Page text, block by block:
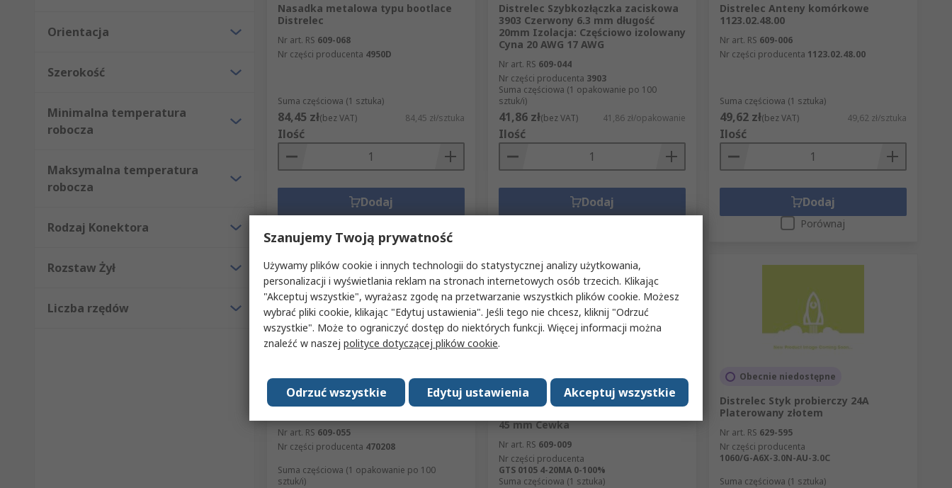
Orientacja
Szerokość
Minimalna temperatura
robocza
Maksymalna temperatura
robocza
Rodzaj Konektora
Rozstaw Żył
Liczba rzędów
Nasadka metalowa typu bootlace
Distrelec
Nr art. RS 609-068
Nr części producenta 4950D
Suma częściowa (1 sztuka)
84,45 zł(bez VAT) 84,45 zł/sztuka
Ilość
Dodaj
Distrelec Szybkozłączka zaciskowa
3903 Czerwony 6.3 mm długość
20mm Izolacja: Częściowo izolowany
Cyna 20 AWG 17 AWG
Nr art. RS 609-044
Nr części producenta 3903
Suma częściowa (1 opakowanie po 100
sztuk/i)
41,86 zł(bez VAT) 41,86 zł/opakowanie
Ilość
Dodaj
Distrelec Anteny komórkowe
1123.02.48.00
Nr art. RS 609-006
Nr części producenta 1123.02.48.00
Suma częściowa (1 sztuka)
49,62 zł(bez VAT) 49,62 zł/sztuka
Ilość
Dodaj
Porównaj
Obecnie niedostępne
Nasadka metalowa typu bootlace
Nr art. RS 609-055
Nr części producenta 470208
Suma częściowa (1 opakowanie po 100
sztuk/i)
Tymczasowo niedostępny
Analogowy miernik panelowy M
45 mm Cewka
Nr art. RS 609-009
Nr części producenta
GTS 0105 4-20MA 0-100%
Suma częściowa (1 sztuka)
Obecnie niedostępne
Distrelec Styk probierczy 24A
Platerowany złotem
Nr art. RS 629-595
Nr części producenta
1060/G-A6X-3.0N-AU-3.0C
Suma częściowa (1 sztuka)
Szanujemy Twoją prywatność
Używamy plików cookie i innych technologii do statystycznej analizy użytkowania,
personalizacji i wyświetlania reklam na stronach internetowych osób trzecich. Klikając
"Akceptuj wszystkie", wyrażasz zgodę na przetwarzanie wszystkich plików cookie. Możesz
wybrać pliki cookie, klikając "Edytuj ustawienia". Jeśli tego nie chcesz, kliknij "Odrzuć
wszystkie". Może to ograniczyć dostęp do niektórych funkcji. Więcej informacji można
znaleźć w naszej polityce dotyczącej plików cookie.
Akceptuj wszystkie
Edytuj ustawienia
Odrzuć wszystkie